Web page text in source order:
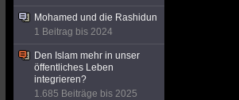
Mohamed und die Rashidun
1 Beitrag bis 2024
Den Islam mehr in unser
öffentliches Leben
integrieren?
1.685 Beiträge bis 2025